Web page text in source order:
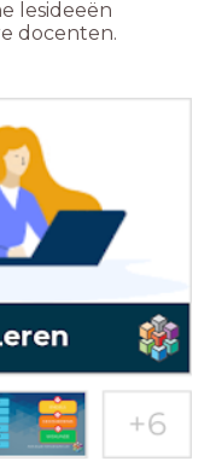
lesideeën
docenten.